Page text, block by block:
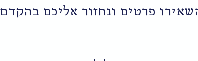
פרטים ונחזור אליכם בהקדם